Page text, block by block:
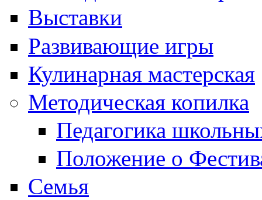
Выставки
Развивающие игры
Кулинарная мастерская
Методическая копилка
Педагогика
Положение о
Семья